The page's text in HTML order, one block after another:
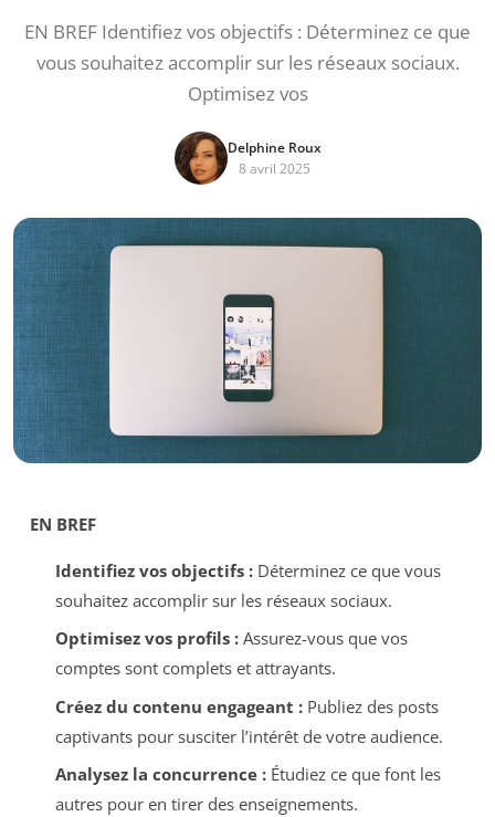
EN BREF Identifiez vos objectifs : Déterminez ce que
vous souhaitez accomplir sur les réseaux sociaux.
Optimisez vos
Delphine Roux
8 avril 2025
EN BREF
Identifiez vos objectifs :Déterminez ce que vous
souhaitez accomplir sur les réseaux sociaux.
Optimisez vos profils :Assurez-vous que vos
comptes sont complets et attrayants.
Créez du contenu engageant :Publiez des posts
captivants pour susciter l’intérêt de votre audience.
Analysez la concurrence :Étudiez ce que font les
autres pour en tirer des enseignements.